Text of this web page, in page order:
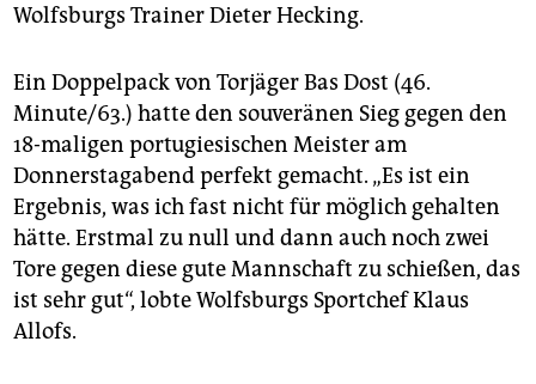
Wolfsburgs Trainer Dieter Hecking.
Ein Doppelpack von Torjäger Bas Dost (46.
Minute/63.) hatte den souveränen Sieg gegen den
18-maligen portugiesischen Meister am
Donnerstagabend perfekt gemacht. „Es ist ein
Ergebnis, was ich fast nicht für möglich gehalten
hätte. Erstmal zu null und dann auch noch zwei
Tore gegen diese gute Mannschaft zu schießen, das
ist sehr gut“, lobte Wolfsburgs Sportchef Klaus
Allofs.